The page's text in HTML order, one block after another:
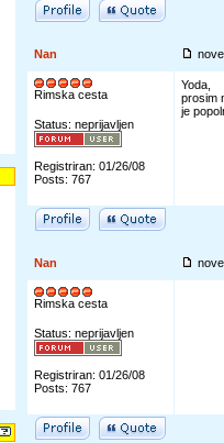
Nan
Rimska cesta
Status: neprijavljen
Registriran: 01/26/08
Posts: 767
Yoda,
prosim
je
Nan
Rimska cesta
Status: neprijavljen
Registriran: 01/26/08
Posts: 767